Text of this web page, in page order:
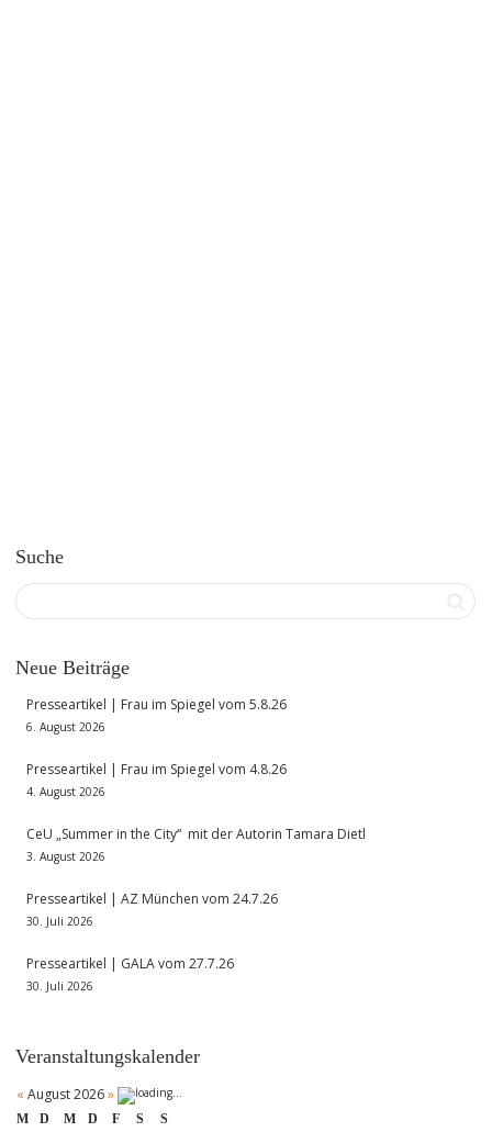
Suche
Neue Beiträge
Presseartikel | Frau im Spiegel vom 5.8.26
6. August 2026
Presseartikel | Frau im Spiegel vom 4.8.26
4. August 2026
CeU „Summer in the City“ mit der Autorin Tamara Dietl
3. August 2026
Presseartikel | AZ München vom 24.7.26
30. Juli 2026
Presseartikel | GALA vom 27.7.26
30. Juli 2026
Veranstaltungskalender
« August 2026»
M D M D F S S